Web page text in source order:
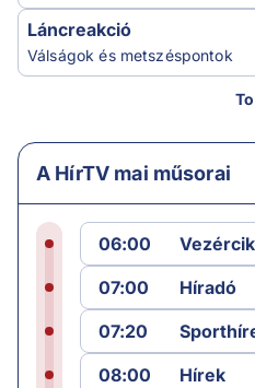
Láncreakció
Válságok és metszéspontok
A HírTV mai műsorai
06:00
07:00
Híradó
07:20
08:00
Hírek